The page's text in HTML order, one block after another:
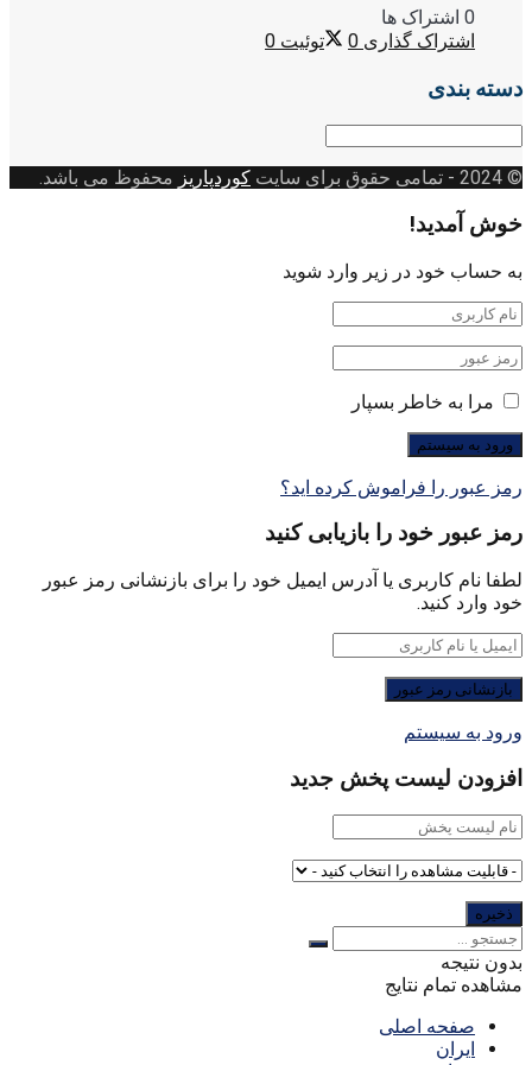
0 اشتراک ها
اشتراک گذاری 0 توئیت 0
دسته بندی
© 2024
- تمامی حقوق برای سایت کوردپاریز محفوظ می باشد.
خوش آمدید!
به حساب خود در زیر وارد شوید
مرا به خاطر بسپار
رمز عبور را فراموش کرده اید؟
رمز عبور خود را بازیابی کنید
لطفا نام کاربری یا آدرس ایمیل خود را برای بازنشانی رمز عبور
خود وارد کنید.
ورود به سیستم
افزودن لیست پخش جدید
بدون نتیجه
مشاهده تمام نتایج
صفحه اصلی
ایران